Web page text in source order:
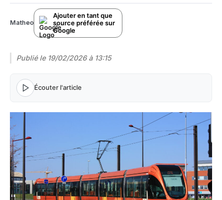
Matheo
Ajouter en tant que
source préférée sur
Google
Publié le 19/02/2026 à 13:15
Écouter l'article